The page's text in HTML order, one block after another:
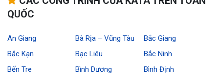
QUỐC
An Giang Bà Rịa – Vũng Tàu
Bắc Giang
Bắc Kạn
Bạc Liêu
Bắc Ninh
Bến Tre
Bình Dương
Bình Định